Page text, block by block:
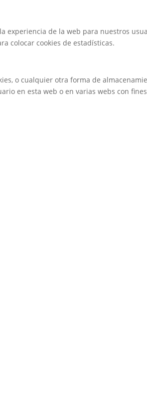
experiencia de la web para nuestros
colocar cookies de estadísticas.
o cualquier otra forma de
en esta web o en varias webs con